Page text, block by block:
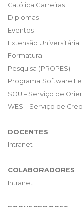
Católica Carreiras
Diplomas
Eventos
Extensão Universitária
Formatura
Pesquisa (PROPES)
Programa Software
SOU – Serviço de
WES – Serviço de
DOCENTES
Intranet
COLABORADORES
Intranet